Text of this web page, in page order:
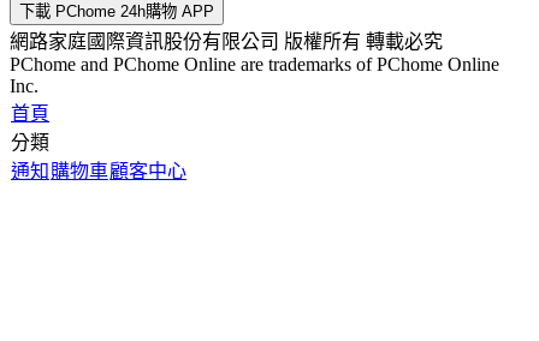
下載 PChome 24h購物 APP
網路家庭國際資訊股份有限公司 版權所有 轉載必究
PChome and PChome Online are trademarks of PChome Online
Inc.
首頁
分類
通知 購物車顧客中心